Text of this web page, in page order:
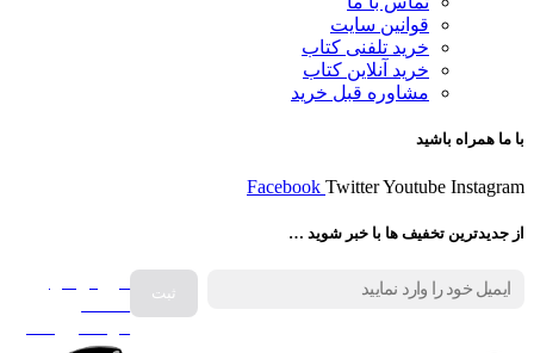
قوانین سایت
خرید تلفنی کتاب
خرید آنلاین کتاب
مشاوره قبل خرید
با ما همراه باشید
Facebook TwitterYoutube Instagram
از جدیدترین تخفیف ها با خبر شوید …
فروش انواع